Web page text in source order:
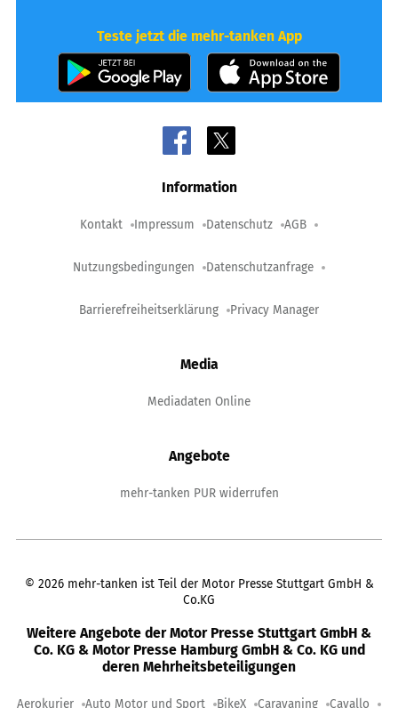
Teste jetzt die mehr-tanken App
Information
Kontakt Impressum Datenschutz AGB
Nutzungsbedingungen Datenschutzanfrage
Barrierefreiheitserklärung Privacy Manager
Media
Mediadaten Online
Angebote
mehr-tanken PUR widerrufen
© 2026 mehr-tanken ist Teil der Motor Presse Stuttgart GmbH &
Co.KG
Weitere Angebote der Motor Presse Stuttgart GmbH &
Co. KG & Motor Presse Hamburg GmbH & Co. KG und
deren Mehrheitsbeteiligungen
Aerokurier Auto Motor und Sport BikeX Caravaning Cavallo